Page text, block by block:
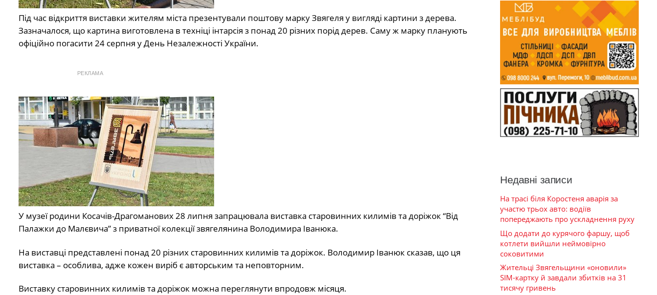
Під час відкриття виставки жителям міста презентували поштову марку Звягеля у вигляді картини з дерева.
Зазначалося, що картина виготовлена в техніці інтарсія з понад 20 різних порід дерев. Саму ж марку планують
офіційно погасити 24 серпня у День Незалежності України.
РЕКЛАМА
У музеї родини Косачів-Драгоманових 28 липня запрацювала виставка старовинних килимів та доріжок “Від
Палажки до Малєвича” з приватної колекції звягелянина Володимира Іванюка.
На виставці представлені понад 20 різних старовинних килимів та доріжок. Володимир Іванюк сказав, що ця
виставка – особлива, адже кожен виріб є авторським та неповторним.
Виставку старовинних килимів та доріжок можна переглянути впродовж місяця.
Недавні записи
На трасі біля Коростеня аварія за
участю трьох авто: водіїв
попереджають про ускладнення руху
Що додати до курячого фаршу, щоб
котлети вийшли неймовірно
соковитими
Жительці Звягельщини «оновили»
SIM-картку й завдали збитків на 31
тисячу гривень